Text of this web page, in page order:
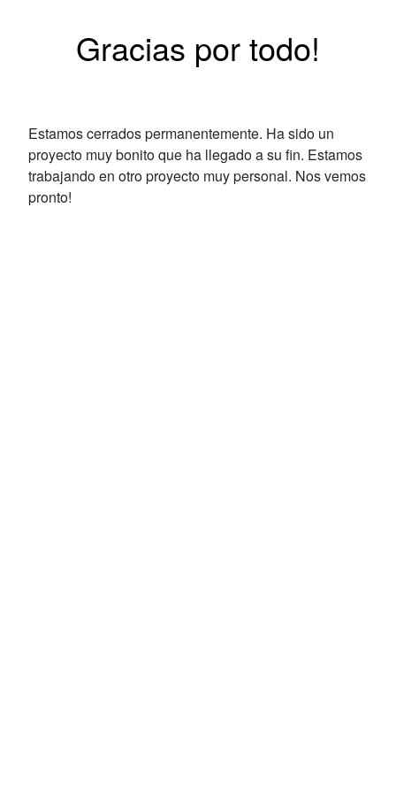
Gracias por todo!
Estamos cerrados permanentemente. Ha sido un
proyecto muy bonito que ha llegado a su fin. Estamos
trabajando en otro proyecto muy personal. Nos vemos
pronto!